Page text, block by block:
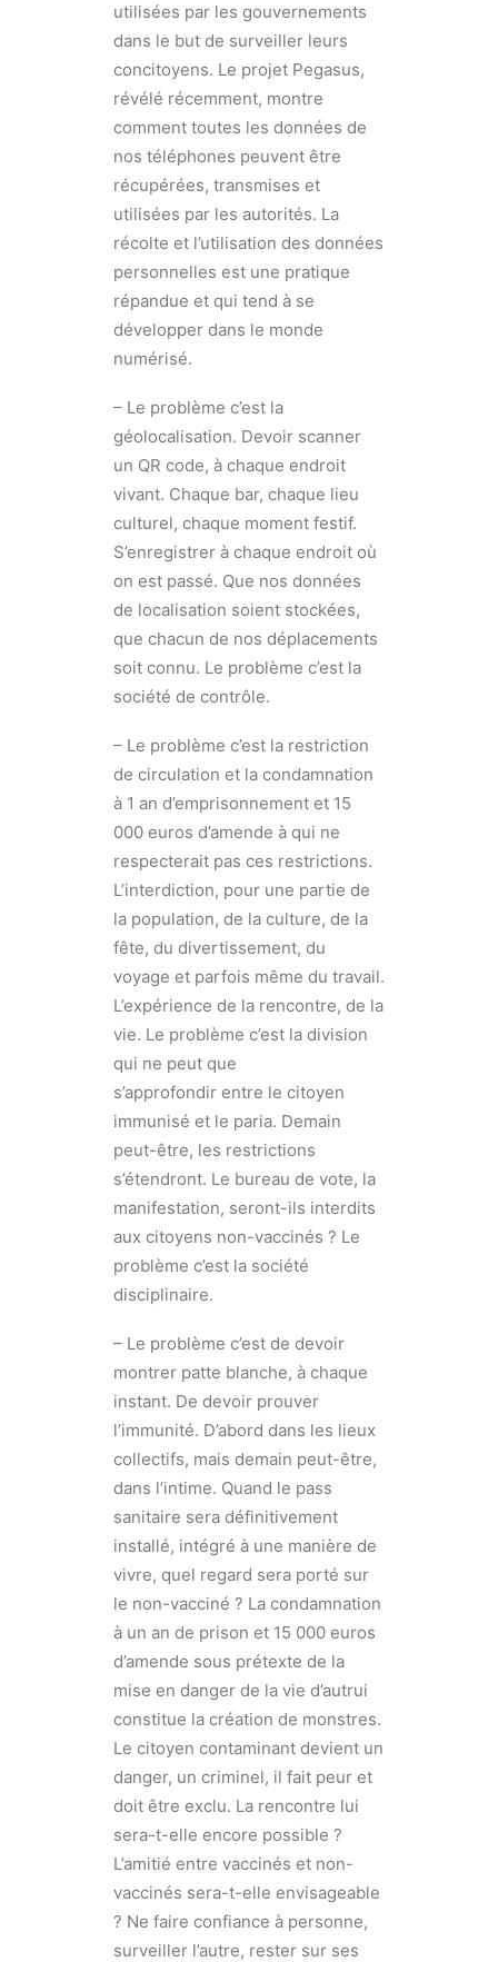
utilisées par les gouvernements
dans le but de surveiller leurs
concitoyens. Le projet Pegasus,
révélé récemment, montre
comment toutes les données de
nos téléphones peuvent être
récupérées, transmises et
utilisées par les autorités. La
récolte et l’utilisation des données
personnelles est une pratique
répandue et qui tend à se
développer dans le monde
numérisé.
– Le problème c’est la
géolocalisation. Devoir scanner
un QR code, à chaque endroit
vivant. Chaque bar, chaque lieu
culturel, chaque moment festif.
S’enregistrer à chaque endroit où
on est passé. Que nos données
de localisation soient stockées,
que chacun de nos déplacements
soit connu. Le problème c’est la
société de contrôle.
– Le problème c’est la restriction
de circulation et la condamnation
à 1 an d’emprisonnement et 15
000 euros d’amende à qui ne
respecterait pas ces restrictions.
L’interdiction, pour une partie de
la population, de la culture, de la
fête, du divertissement, du
voyage et parfois même du travail.
L’expérience de la rencontre, de la
vie. Le problème c’est la division
qui ne peut que
s’approfondir entre le citoyen
immunisé et le paria. Demain
peut-être, les restrictions
s’étendront. Le bureau de vote, la
manifestation, seront-ils interdits
aux citoyens non-vaccinés ? Le
problème c’est la société
disciplinaire.
– Le problème c’est de devoir
montrer patte blanche, à chaque
instant. De devoir prouver
l’immunité. D’abord dans les lieux
collectifs, mais demain peut-être,
dans l’intime. Quand le pass
sanitaire sera définitivement
installé, intégré à une manière de
vivre, quel regard sera porté sur
le non-vacciné ? La condamnation
à un an de prison et 15 000 euros
d’amende sous prétexte de la
mise en danger de la vie d’autrui
constitue la création de monstres.
Le citoyen contaminant devient un
danger, un criminel, il fait peur et
doit être exclu. La rencontre lui
sera-t-elle encore possible ?
L’amitié entre vaccinés et non-
vaccinés sera-t-elle envisageable
? Ne faire confiance à personne,
surveiller l’autre, rester sur ses